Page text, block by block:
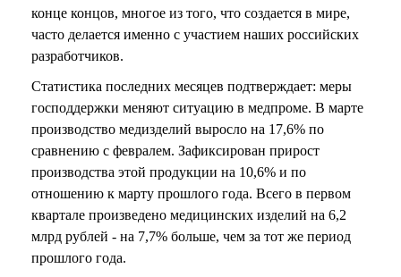
конце концов, многое из того, что создается в мире,
часто делается именно с участием наших российских
разработчиков.
Статистика последних месяцев подтверждает: меры
господдержки меняют ситуацию в медпроме. В марте
производство медизделий выросло на 17,6% по
сравнению с февралем. Зафиксирован прирост
производства этой продукции на 10,6% и по
отношению к марту прошлого года. Всего в первом
квартале произведено медицинских изделий на 6,2
млрд рублей - на 7,7% больше, чем за тот же период
прошлого года.